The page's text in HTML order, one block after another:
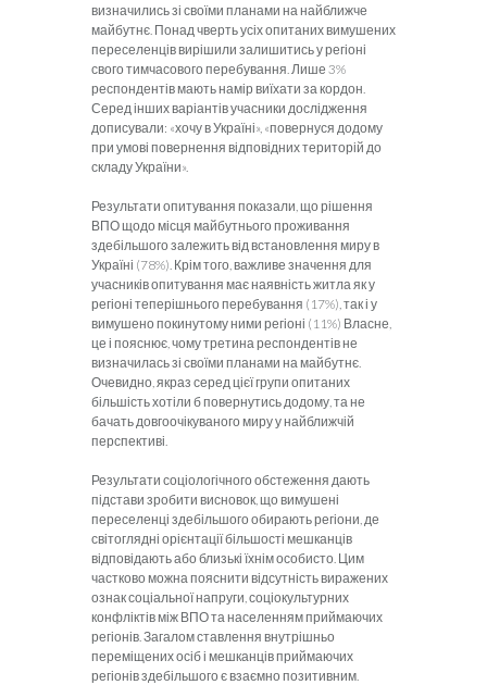
визначились зі своїми планами на найближче
майбутнє. Понад чверть усіх опитаних вимушених
переселенців вирішили залишитись у регіоні
свого тимчасового перебування. Лише 3%
респондентів мають намір виїхати за кордон.
Серед інших варіантів учасники дослідження
дописували: «хочу в Україні», «повернуся додому
при умові повернення відповідних територій до
складу України».
Результати опитування показали, що рішення
ВПО щодо місця майбутнього проживання
здебільшого залежить від встановлення миру в
Україні (78%). Крім того, важливе значення для
учасників опитування має наявність житла як у
регіоні теперішнього перебування (17%), так і у
вимушено покинутому ними регіоні (11%) Власне,
це і пояснює, чому третина респондентів не
визначилась зі своїми планами на майбутнє.
Очевидно, якраз серед цієї групи опитаних
більшість хотіли б повернутись додому, та не
бачать довгоочікуваного миру у найближчій
перспективі.
Результати соціологічного обстеження дають
підстави зробити висновок, що вимушені
переселенці здебільшого обирають регіони, де
світоглядні орієнтації більшості мешканців
відповідають або близькі їхнім особисто. Цим
частково можна пояснити відсутність виражених
ознак соціальної напруги, соціокультурних
конфліктів між ВПО та населенням приймаючих
регіонів. Загалом ставлення внутрішньо
переміщених осіб і мешканців приймаючих
регіонів здебільшого є взаємно позитивним.